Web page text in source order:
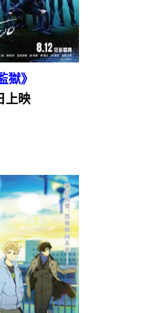
獄》
上映